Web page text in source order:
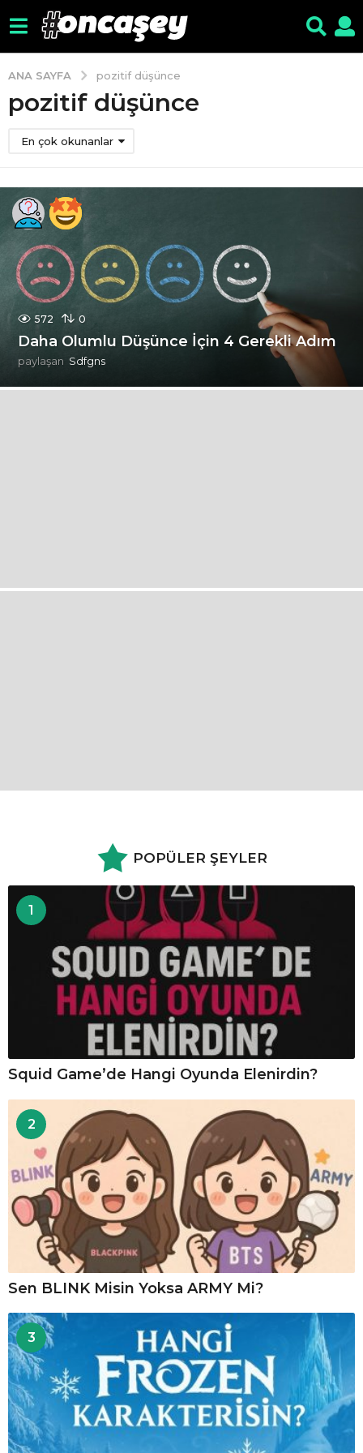
ANA SAYFA pozitif düşünce
pozitif düşünce
En çok okunanlar
572 0
Daha Olumlu Düşünce İçin 4 Gerekli Adım
paylaşan Sdfgns
POPÜLER ŞEYLER
1
Squid Game’de Hangi Oyunda Elenirdin?
2
Sen BLINK Misin Yoksa ARMY Mi?
3